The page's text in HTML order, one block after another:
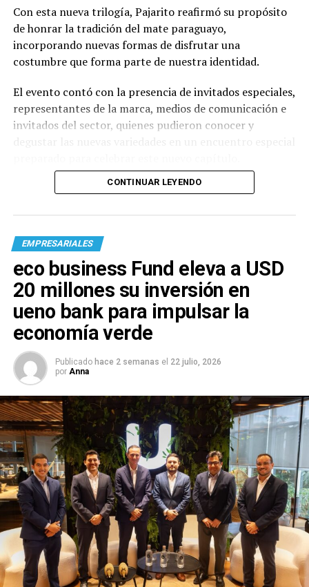
Con esta nueva trilogía, Pajarito reafirmó su propósito
de honrar la tradición del mate paraguayo,
incorporando nuevas formas de disfrutar una
costumbre que forma parte de nuestra identidad.
El evento contó con la presencia de invitados especiales,
representantes de la marca, medios de comunicación e
invitados del sector, quienes pudieron conocer y
CONTINUAR LEYENDO
EMPRESARIALES
eco business Fund eleva a USD
20 millones su inversión en
ueno bank para impulsar la
economía verde
Publicado hace 2 semanas el 22 julio, 2026
por Anna